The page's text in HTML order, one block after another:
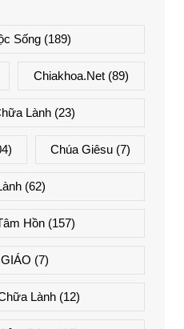
Sống (189)
Chiakhoa.net (89)
Lành(23)
Chúa Giêsu(7)
(62)
Hồn(157)
(7)
Lành (12)